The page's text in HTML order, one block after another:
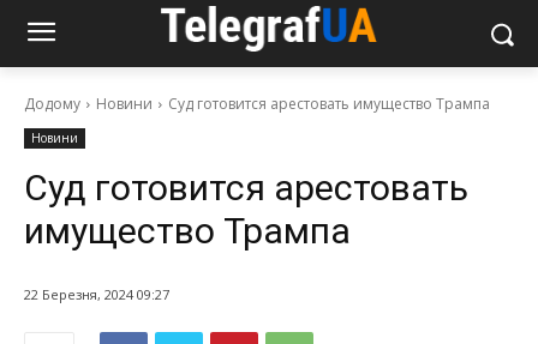
Додому Новини Суд готовится арестовать имущество Трампа
Новини
Суд готовится арестовать
имущество Трампа
22 Березня, 2024 09:27